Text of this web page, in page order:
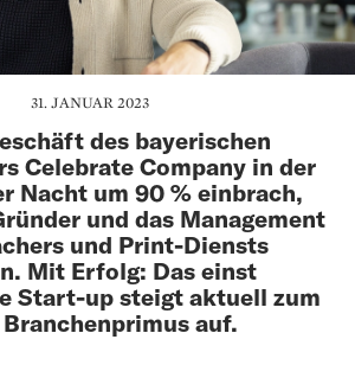
31. JANUAR 2023
des bayerischen
Celebrate Company in der
Nacht um 90 % einbrach,
und das Management
und Print-Diensts
Mit Erfolg: Das einst
Start-up steigt aktuell zum
auf.